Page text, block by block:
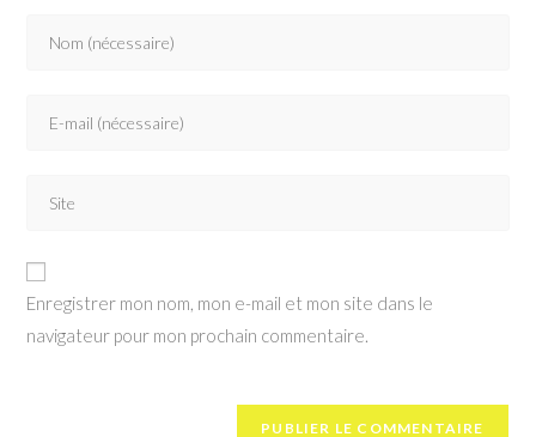
Enregistrer mon nom, mon e-mail et mon site dans le
navigateur pour mon prochain commentaire.